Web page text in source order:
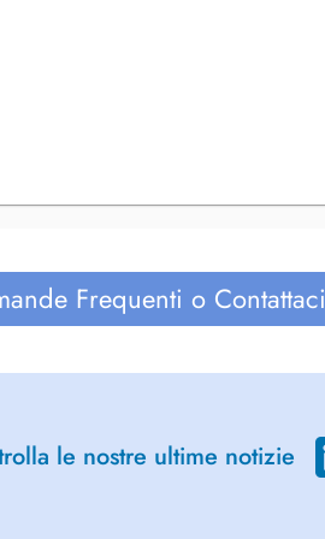
Frequenti o Contattaci
le nostre ultime notizie